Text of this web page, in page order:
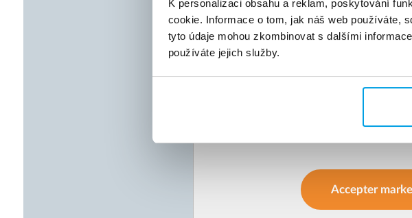
K personalizaci obsahu a reklam, poskytování
cookie. Informace o tom, jak náš web používáte,
tyto údaje mohou zkombinovat s dalšími
používáte jejich služby.
Accepter